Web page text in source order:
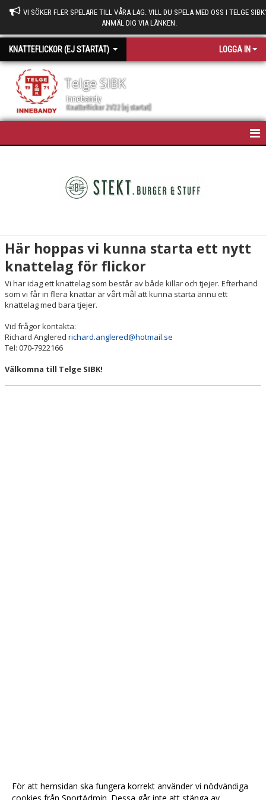
VI SÖKER FLER SPELARE TILL VÅRA LAG. VILL DU SPELA MED OSS I TELGE
ANMÄL DIG VIA LÄNKEN.
KNATTEFLICKOR (EJ STARTAT) LOGGA IN
Telge SIBK
Innebandy
Knatteflickor 21/22 (ej startat)
TRUPPEN
BILDGALLERI
DOKUMENT
KONTAKT
Här hoppas vi kunna starta ett nytt
knattelag för flickor
Vi har idag ett knattelag som består av både killar och tjejer. Efterhand
som vi får in flera knattar är vårt mål att kunna starta ännu ett
knattelag med bara tjejer.
Vid frågor kontakta:
Richard Anglered richard.anglered@hotmail.se
Tel: 070-7922166
Välkomna till Telge SIBK!
För att hemsidan ska fungera korrekt använder vi nödvändiga